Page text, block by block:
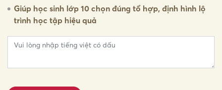
Giúp học sinh lớp 10 chọn đúng tổ hợp, định hình lộ
trình học tập hiệu quả